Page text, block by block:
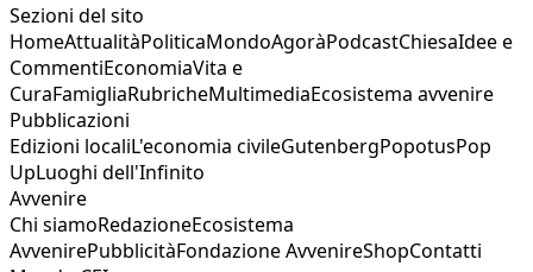
Sezioni del sito
HomeAttualitàPoliticaMondoAgoràPodcastChiesaIdee e
CommentiEconomiaVita e
CuraFamigliaRubricheMultimediaEcosistema avvenire
Pubblicazioni
Edizioni localiL'economia civileGutenbergPopotusPop
UpLuoghi dell'Infinito
Avvenire
Chi siamoRedazioneEcosistema
AvvenirePubblicitàFondazione AvvenireShopContatti